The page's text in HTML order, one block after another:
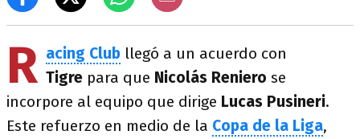
R acing Club llegó a un acuerdo con
Tigre para que Nicolás Reniero se
incorpore al equipo que dirige Lucas Pusineri.
Este refuerzo en medio de la Copa de la Liga,